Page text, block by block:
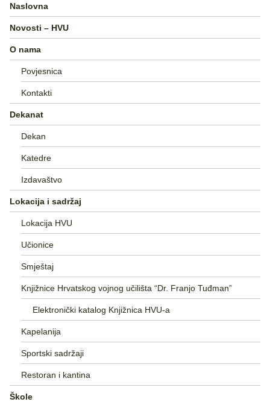
Naslovna
Novosti – HVU
O nama
Povjesnica
Kontakti
Dekanat
Dekan
Katedre
Izdavaštvo
Lokacija i sadržaj
Lokacija HVU
Učionice
Smještaj
Knjižnice Hrvatskog vojnog učilišta “Dr. Franjo Tuđman”
Elektronički katalog Knjižnica HVU-a
Kapelanija
Sportski sadržaji
Restoran i kantina
Škole